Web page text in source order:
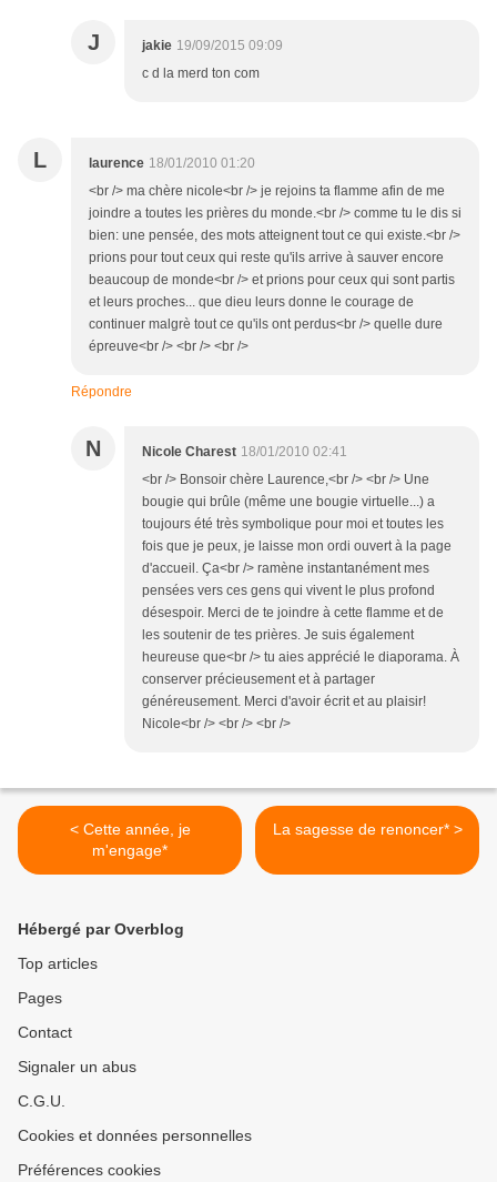
J jakie 19/09/2015 09:09
c d la merd ton com
L laurence 18/01/2010 01:20
<br /> ma chère nicole<br /> je rejoins ta flamme afin de me
joindre a toutes les prières du monde.<br /> comme tu le dis si
bien: une pensée, des mots atteignent tout ce qui existe.<br />
prions pour tout ceux qui reste qu'ils arrive à sauver encore
beaucoup de monde<br /> et prions pour ceux qui sont partis
et leurs proches... que dieu leurs donne le courage de
continuer malgrè tout ce qu'ils ont perdus<br /> quelle dure
épreuve<br /> <br /> <br />
Répondre
N Nicole Charest 18/01/2010 02:41
<br /> Bonsoir chère Laurence,<br /> <br /> Une
bougie qui brûle (même une bougie virtuelle...) a
toujours été très symbolique pour moi et toutes les
fois que je peux, je laisse mon ordi ouvert à la page
d'accueil. Ça<br /> ramène instantanément mes
pensées vers ces gens qui vivent le plus profond
désespoir. Merci de te joindre à cette flamme et de
les soutenir de tes prières. Je suis également
heureuse que<br /> tu aies apprécié le diaporama. À
conserver précieusement et à partager
généreusement. Merci d'avoir écrit et au plaisir!
Nicole<br /> <br /> <br />
< Cette année, je
m'engage*
La sagesse de renoncer* >
Hébergé par Overblog
Top articles
Pages
Contact
Signaler un abus
C.G.U.
Cookies et données personnelles
Préférences cookies